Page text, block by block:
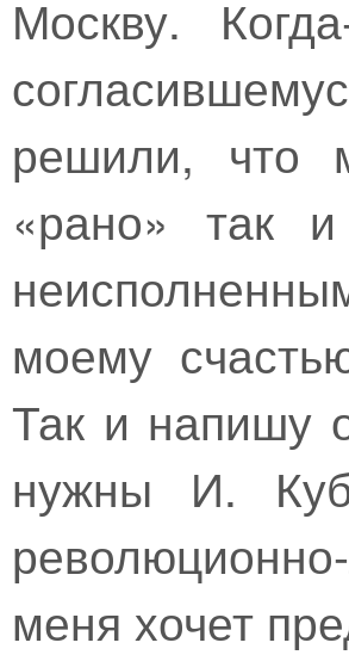
Москву.
решили, что
«рано» так
моему
Так и напишу
нужны И.
меня хочет